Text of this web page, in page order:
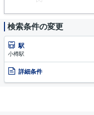
検索条件の変更
駅
小樽駅
詳細条件